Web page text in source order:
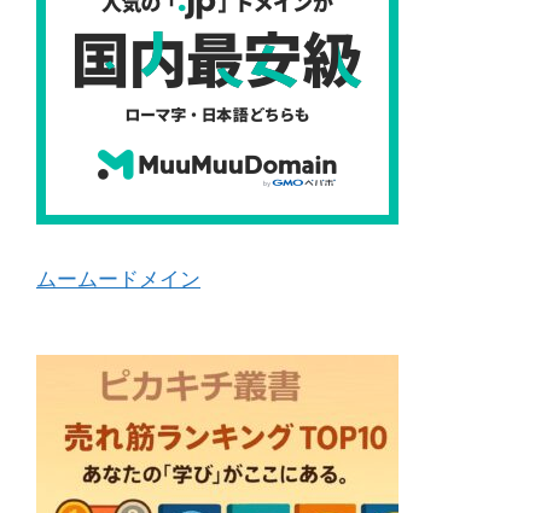
ムームードメイン